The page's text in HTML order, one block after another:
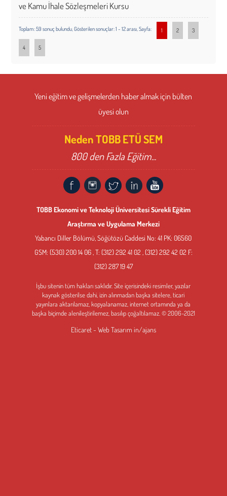
ve Kamu İhale Sözleşmeleri Kursu
Toplam: 59 sonuç bulundu, Gösterilen sonuçlar: 1 - 12 arası, Sayfa: 1 2 3
4 5
Yeni eğitim ve gelişmelerden haber almak için bülten
üyesi olun
Neden TOBB ETÜ SEM
800 den Fazla Eğitim...
TOBB Ekonomi ve Teknoloji Üniversitesi Sürekli Eğitim
Araştırma ve Uygulama Merkezi
Yabancı Diller Bölümü, Söğütözü Caddesi No: 41 PK: 06560
GSM: (530) 200 14 06 , T: (312) 292 41 02 , (312) 292 42 02 F:
(312) 287 19 47
İşbu sitenin tüm hakları saklıdır. Site içerisindeki resimler, yazılar
kaynak gösterilse dahi, izin alınmadan başka sitelere, ticari
yayınlara aktarılamaz, kopyalanamaz, internet ortamında ya da
başka biçimde alenileştirilemez, basılıp çoğaltılamaz. © 2006-2021
Eticaret - Web Tasarım in/ajans